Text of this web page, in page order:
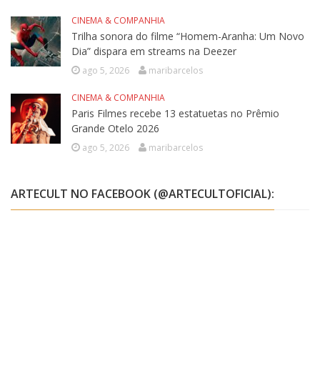
CINEMA & COMPANHIA
Trilha sonora do filme “Homem-Aranha: Um Novo
Dia” dispara em streams na Deezer
ago 5, 2026 maribarcelos
CINEMA & COMPANHIA
Paris Filmes recebe 13 estatuetas no Prêmio
Grande Otelo 2026
ago 5, 2026 maribarcelos
ARTECULT NO FACEBOOK (@ARTECULTOFICIAL):